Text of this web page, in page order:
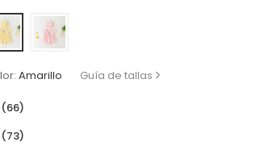
Amarillo Guía de tallas